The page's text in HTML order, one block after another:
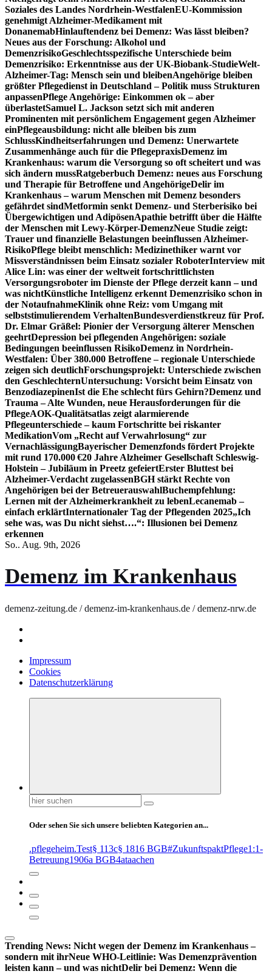
Soziales des Landes Nordrhein-WestfalenEU-Kommission
genehmigt Alzheimer-Medikament mit
DonanemabHinlauftendenz bei Demenz: Was lässt bleiben?
Neues aus der Forschung: Alkohol und
DemenzrisikoGeschlechtsspezifische Unterschiede beim
Demenzrisiko: Erkenntnisse aus der UK-Biobank-StudieWelt-
Alzheimer-Tag: Mensch sein und bleibenAngehörige bleiben
größter Pflegedienst in Deutschland – Politik muss Strukturen
anpassenPflege Angehörige: Einkommen ok – aber
überlastetSamuel L. Jackson setzt sich mit anderen
Prominenten mit persönlichem Engagement gegen Alzheimer
einPflegeausbildung: nicht alle bleiben bis zum
SchlussKindheitserfahrungen und Demenz: Unerwartete
Zusammenhänge auch für die PflegepraxisDemenz im
Krankenhaus: warum die Versorgung so oft scheitert und was
sich ändern mussRatgeberbuch Demenz: neues aus Forschung
und Therapie für Betroffene und AngehörigeDelir im
Krankenhaus – warum Menschen mit Demenz besonders
gefährdet sindMetformin senkt Demenz- und Sterberisiko bei
Übergewichtigen und AdipösenApathie betrifft über die Hälfte
der Menschen mit Lewy-Körper-DemenzNeue Studie zeigt:
Trauer und finanzielle Belastungen beeinflussen Alzheimer-
RisikoPflege bleibt menschlich: Medizinethiker warnt vor
Missverständnissen beim Einsatz sozialer RoboterInterview mit
Alice Lin: was einer der weltweit fortschrittlichsten
Versorgungsroboter im Dienste der Pflege derzeit kann – und
was nichtKünstliche Intelligenz erkennt Demenzrisiko schon in
der NotaufnahmeKlinik ohne Reiz: vom Umgang mit
selbststimulierendem VerhaltenBundesverdienstkreuz für Prof.
Dr. Elmar Gräßel: Pionier der Versorgung älterer Menschen
geehrtDepression bei pflegenden Angehörigen: soziale
Bedingungen beeinflussen RisikoDemenz in Nordrhein-
Westfalen: Über 380.000 Betroffene – regionale Unterschiede
zeigen sich deutlichForschungsprojekt: Unterschiede zwischen
den GeschlechternUntersuchung: Vorsicht beim Einsatz von
BenzodiazepinenIst die Ehe schlecht fürs Gehirn?Demenz und
Trauma – Alte Wunden, neue Herausforderungen für die
PflegeAOK-Qualitätsatlas zeigt alarmierende
Pflegeunterschiede – kaum Fortschritte bei riskanter
MedikationVom „Recht auf Verwahrlosung“ zur
VernachlässigungBayerischer Demenzfonds fördert Projekte
mit rund 170.000 €20 Jahre Alzheimer Gesellschaft Schleswig-
Holstein – Jubiläum in Preetz gefeiertErster Bluttest bei
Alzheimer-Verdacht zugelassenBGH stärkt Rechte von
Angehörigen bei der BetreuerauswahlBuchempfehlung:
Lernen mit der Alzheimerkrankheit zu lebenLecanemab –
einfach erklärtInternationaler Tag der Pflegenden 2025„Ich
sehe was, was Du nicht siehst….“: Illusionen bei Demenz
erkennen
So.. Aug. 9th, 2026
Demenz im Krankenhaus
demenz-zeitung.de / demenz-im-krankenhaus.de / demenz-nrw.de
Impressum
Cookies
Datenschutzerklärung
Suchen
nach:
Oder sehen Sie sich unsere beliebten Kategorien an...
.pflegeheim.Test§ 113c§ 1816 BGB#ZukunftspaktPflege1:1-
Betreuung1906a BGB4ataachen
Trending News: Nicht wegen der Demenz im Krankenhaus –
sondern mit ihrNeue WHO-Leitlinie: Was Demenzprävention
leisten kann – und was nichtDelir bei Demenz: Wenn die